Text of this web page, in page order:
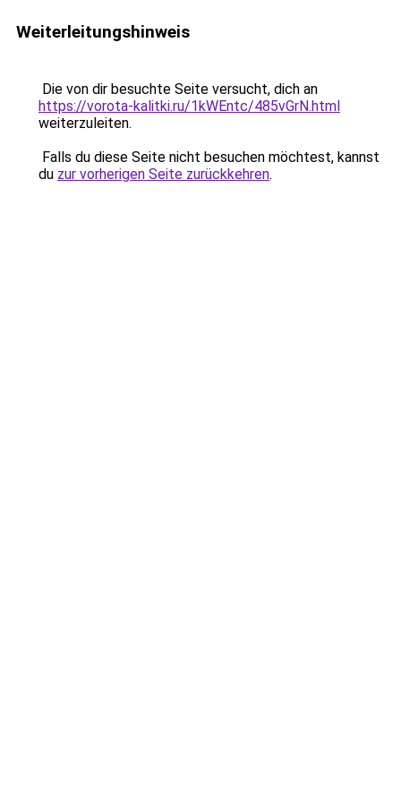
Weiterleitungshinweis
Die von dir besuchte Seite versucht, dich an
https://vorota-kalitki.ru/1kWEntc/485vGrN.html
weiterzuleiten.
Falls du diese Seite nicht besuchen möchtest, kannst
du zur vorherigen Seite zurückkehren.